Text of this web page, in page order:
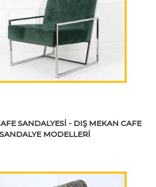
SANDALYESİ - DIŞ MEKAN CAFE
SANDALYE MODELLERİ